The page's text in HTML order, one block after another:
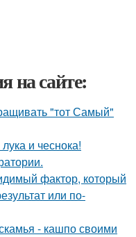
на сайте:
"тот Самый"
и чеснока!
фактор, который
или по-
- кашпо своими